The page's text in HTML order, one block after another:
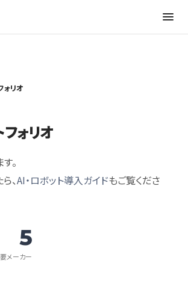
ォリオ
ォリオ
。
、AI・ロボット導入ガイドもご覧くださ
5
メーカー